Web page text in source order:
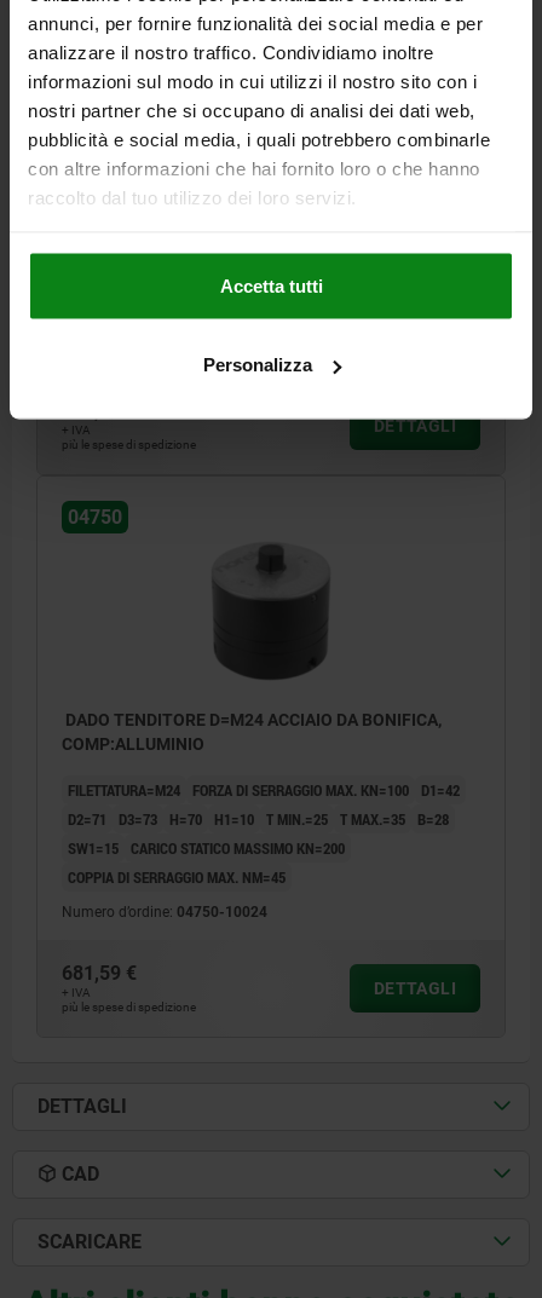
annunci, per fornire funzionalità dei social media e per
analizzare il nostro traffico. Condividiamo inoltre
informazioni sul modo in cui utilizzi il nostro sito con i
nostri partner che si occupano di analisi dei dati web,
pubblicità e social media, i quali potrebbero combinarle
con altre informazioni che hai fornito loro o che hanno
raccolto dal tuo utilizzo dei loro servizi.
Accetta tutti
Personalizza
DADO TENDITORE D=M20 ACCIAIO DA BONIFICA,
COMP:ALLUMINIO
D2=71 D3=73 H=70 H1=10 T MIN.=25 T MAX.=35 B=22
CARICO STATICO MASSIMO KN=200
COPPIA DI SERRAGGIO MAX. NM=40
+ IVA
più le spese di spedizione
DETTAGLI
04750
DADO TENDITORE D=M24 ACCIAIO DA BONIFICA,
COMP:ALLUMINIO
FILETTATURA=M24 FORZA DI SERRAGGIO MAX. KN=100
D1=42
D2=71
D3=73 H=70 H1=10 T MIN.=25 T MAX.=35
B=28
SW1=15
CARICO STATICO MASSIMO KN=200
COPPIA DI SERRAGGIO MAX. NM=45
Numero d’ordine: 04750-10024
681,59 €
+ IVA
più le spese di spedizione
DETTAGLI
DETTAGLI
CAD
SCARICARE